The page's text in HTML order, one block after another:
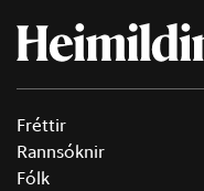
Fréttir
Rannsóknir
Fólk